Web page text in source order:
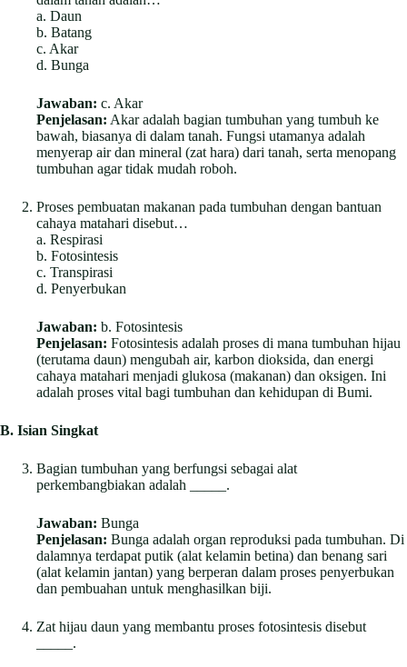
a. Daun
b. Batang
c. Akar
d. Bunga
Jawaban: c. Akar
Penjelasan: Akar adalah bagian tumbuhan yang tumbuh ke
bawah, biasanya di dalam tanah. Fungsi utamanya adalah
menyerap air dan mineral (zat hara) dari tanah, serta menopang
tumbuhan agar tidak mudah roboh.
Proses pembuatan makanan pada tumbuhan dengan bantuan
cahaya matahari disebut…
a. Respirasi
b. Fotosintesis
c. Transpirasi
d. Penyerbukan
Jawaban: b. Fotosintesis
Penjelasan: Fotosintesis adalah proses di mana tumbuhan hijau
(terutama daun) mengubah air, karbon dioksida, dan energi
cahaya matahari menjadi glukosa (makanan) dan oksigen. Ini
adalah proses vital bagi tumbuhan dan kehidupan di Bumi.
B. Isian Singkat
Bagian tumbuhan yang berfungsi sebagai alat
perkembangbiakan adalah _____.
Jawaban: Bunga
Penjelasan: Bunga adalah organ reproduksi pada tumbuhan. Di
dalamnya terdapat putik (alat kelamin betina) dan benang sari
(alat kelamin jantan) yang berperan dalam proses penyerbukan
dan pembuahan untuk menghasilkan biji.
Zat hijau daun yang membantu proses fotosintesis disebut
_____.